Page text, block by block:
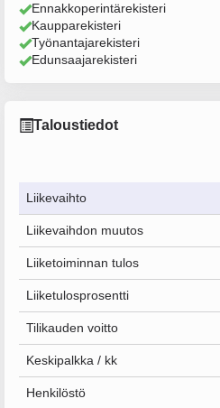
Ennakkoperintärekisteri
Kaupparekisteri
Työnantajarekisteri
Edunsaajarekisteri
Taloustiedot
Liikevaihto
Liikevaihdon muutos
Liiketoiminnan tulos
Liiketulosprosentti
Tilikauden voitto
Keskipalkka / kk
Henkilöstö